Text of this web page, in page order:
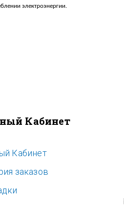
электроэнергии.
Кабинет
Кабинет
заказов